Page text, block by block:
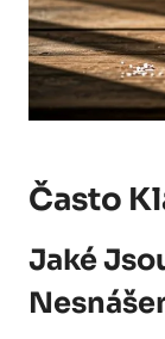
Často
Jaké